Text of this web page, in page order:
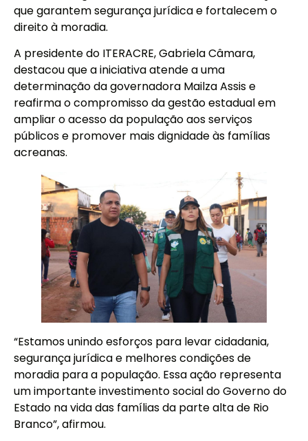
que garantem segurança jurídica e fortalecem o
direito à moradia.
A presidente do ITERACRE, Gabriela Câmara,
destacou que a iniciativa atende a uma
determinação da governadora Mailza Assis e
reafirma o compromisso da gestão estadual em
ampliar o acesso da população aos serviços
públicos e promover mais dignidade às famílias
acreanas.
“Estamos unindo esforços para levar cidadania,
segurança jurídica e melhores condições de
moradia para a população. Essa ação representa
um importante investimento social do Governo do
Estado na vida das famílias da parte alta de Rio
Branco”, afirmou.